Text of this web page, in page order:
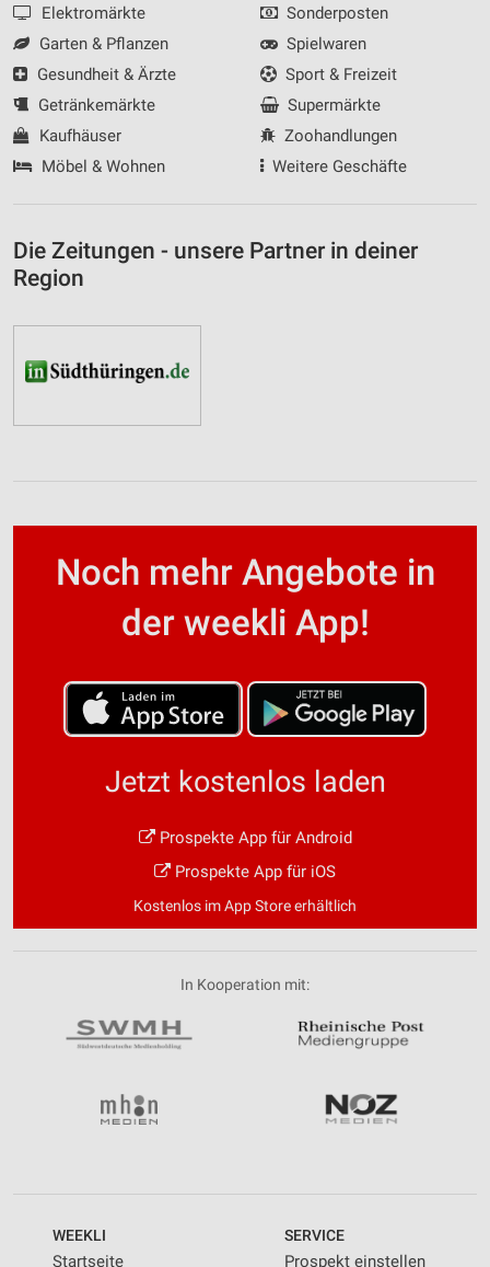
Elektromärkte
Garten & Pflanzen
Gesundheit & Ärzte
Getränkemärkte
Kaufhäuser
Möbel & Wohnen
Sonderposten
Spielwaren
Sport & Freizeit
Supermärkte
Zoohandlungen
Weitere Geschäfte
Die Zeitungen - unsere Partner in deiner
Region
Noch mehr Angebote in
der weekli App!
Jetzt kostenlos laden
Prospekte App für Android
Prospekte App für iOS
Kostenlos im App Store erhältlich
In Kooperation mit:
WEEKLI
Startseite
SERVICE
Prospekt einstellen